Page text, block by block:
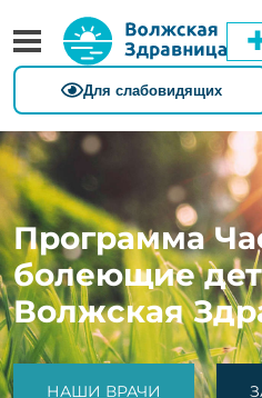
Программа
болеющие
Волжская
НАШИ ВРАЧИ